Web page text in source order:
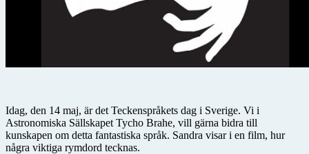
Idag, den 14 maj, är det Teckenspråkets dag i Sverige. Vi i
Astronomiska Sällskapet Tycho Brahe, vill gärna bidra till
kunskapen om detta fantastiska språk. Sandra visar i en film, hur
några viktiga rymdord tecknas.